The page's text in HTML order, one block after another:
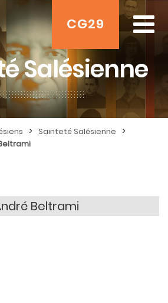
CG29
Salésienne
> Sainteté Salésienne >
Beltrami